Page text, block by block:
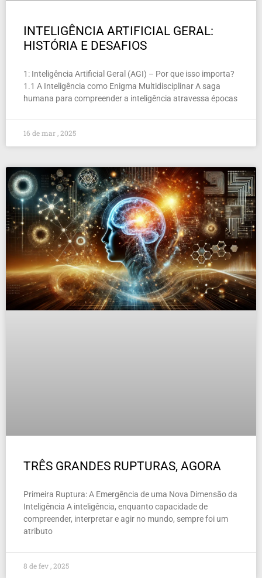
INTELIGÊNCIA ARTIFICIAL GERAL:
HISTÓRIA E DESAFIOS
1: Inteligência Artificial Geral (AGI) – Por que isso importa?
1.1 A Inteligência como Enigma Multidisciplinar A saga
humana para compreender a inteligência atravessa épocas
16 de mar , 2025
TRÊS GRANDES RUPTURAS, AGORA
Primeira Ruptura: A Emergência de uma Nova Dimensão da
Inteligência A inteligência, enquanto capacidade de
compreender, interpretar e agir no mundo, sempre foi um
atributo
8 de fev , 2025